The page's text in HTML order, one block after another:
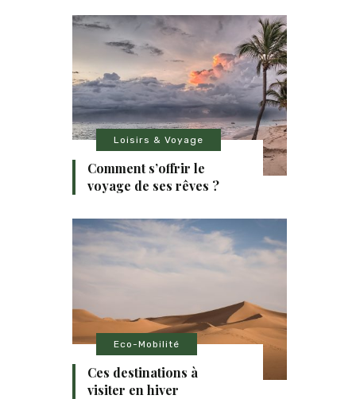
Loisirs & Voyage
Comment s’offrir le
voyage de ses rêves ?
Eco-Mobilité
Ces destinations à
visiter en hiver